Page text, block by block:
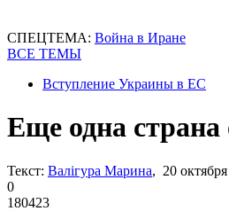
СПЕЦТЕМА: Война в Иране
ВСЕ ТЕМЫ
Вступление Украины в ЕС
Еще одна страна
Текст: Валігура Марина, 20
0
180423